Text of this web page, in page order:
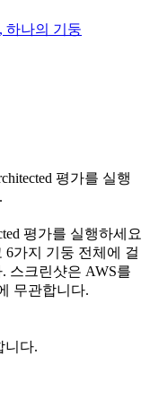
하나의 기둥
평가를 실행
평가를 실행하세요
가지 기둥 전체에 걸
스크린샷은 AWS를
무관합니다.
니다.